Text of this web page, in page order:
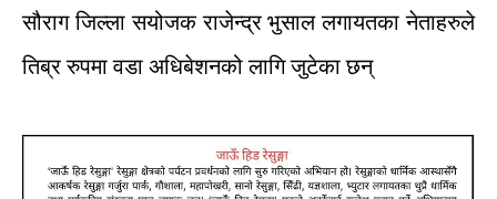
सौराग जिल्ला सयोजक राजेन्द्र भुसाल लगायतकानेताहरुले
तिब्र रुपमा वडा अधिबेशनको लागि जुटेका छन्